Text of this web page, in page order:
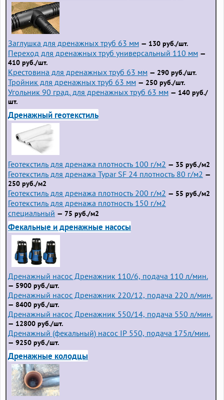
Заглушка для дренажных труб 63 мм — 130 руб./шт.
Переход для дренажных труб универсальный 110 мм —
410 руб./шт.
Крестовина для дренажных труб 63 мм — 290 руб./шт.
Тройник для дренажных труб 63 мм — 250 руб./шт.
Угольник 90 град. для дренажных труб 63 мм — 140 руб./
шт.
Дренажный геотекстиль
Геотекстиль для дренажа плотность 100 г/м2 — 35 руб./м2
Геотекстиль для дренажа Typar SF 24 плотность 80 г/м2 —
250 руб./м2
Геотекстиль для дренажа плотность 200 г/м2 — 55 руб./м2
Геотекстиль для дренажа плотность 150 г/м2
специальный — 75 руб./м2
Фекальные и дренажные насосы
Дренажный насос Дренажник 110/6, подача 110 л/мин.
— 5900 руб./шт.
Дренажный насос Дренажник 220/12, подача 220 л/мин.
— 8400 руб./шт.
Дренажный насос Дренажник 550/14, подача 550 л/мин.
— 12800 руб./шт.
Дренажный (фекальный) насос IP 550, подача 175л/мин.
— 9250 руб./шт.
Дренажные колодцы